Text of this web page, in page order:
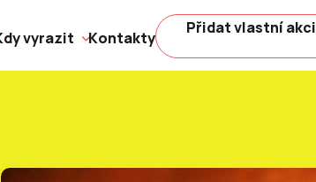
vyrazit Kontakty
Přidat vlastní akci